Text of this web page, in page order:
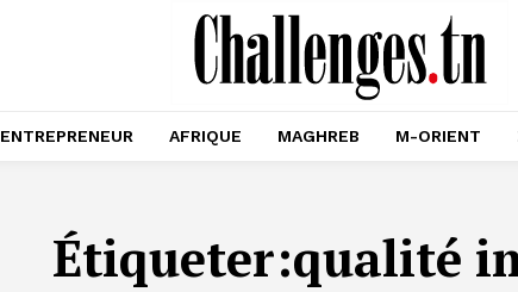
ENTREPRENEUR AFRIQUE MAGHREB M-ORIENT
Étiqueter:qualité